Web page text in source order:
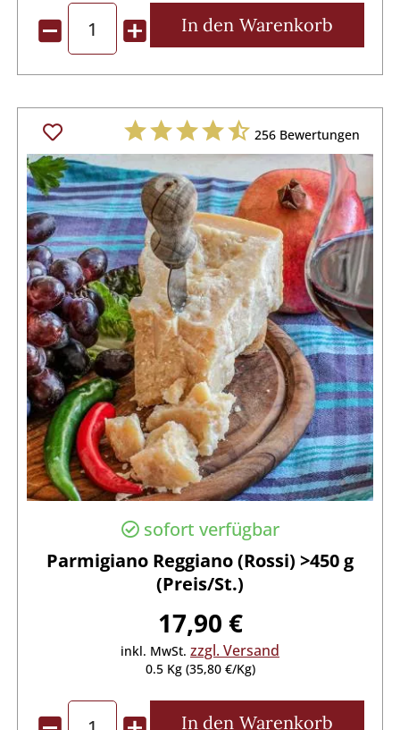
In den Warenkorb
256Bewertungen
sofort verfügbar
Parmigiano Reggiano (Rossi) >450 g
(Preis/St.)
17,90 €
inkl. MwSt. zzgl. Versand
0.5 Kg (35,80 €/Kg)
In den Warenkorb